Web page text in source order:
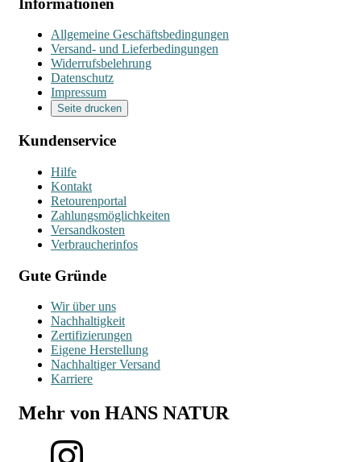
Allgemeine Geschäftsbedingungen
Versand- und Lieferbedingungen
Widerrufsbelehrung
Datenschutz
Impressum
Seite drucken
Kundenservice
Hilfe
Kontakt
Retourenportal
Zahlungsmöglichkeiten
Versandkosten
Verbraucherinfos
Gute Gründe
Wir über uns
Nachhaltigkeit
Zertifizierungen
Eigene Herstellung
Nachhaltiger Versand
Karriere
Mehr von HANS NATUR